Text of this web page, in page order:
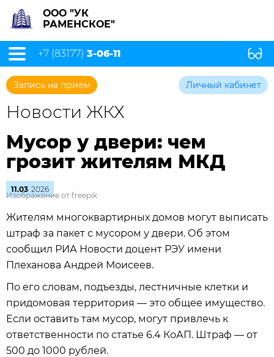
ООО "УК
РАМЕНСКОЕ"
+7 (83177) 3-06-11
Запись на прием Личный кабинет
Новости ЖКХ
Мусор у двери: чем
грозит жителям МКД
11.03 2026
Изображение от freepik
Жителям многоквартирных домов могут выписать
штраф за пакет с мусором у двери. Об этом
сообщил РИА Новости доцент РЭУ имени
Плеханова Андрей Моисеев.
По его словам, подъезды, лестничные клетки и
придомовая территория — это общее имущество.
Если оставить там мусор, могут привлечь к
ответственности по статье 6.4 КоАП. Штраф — от
500 до 1000 рублей.